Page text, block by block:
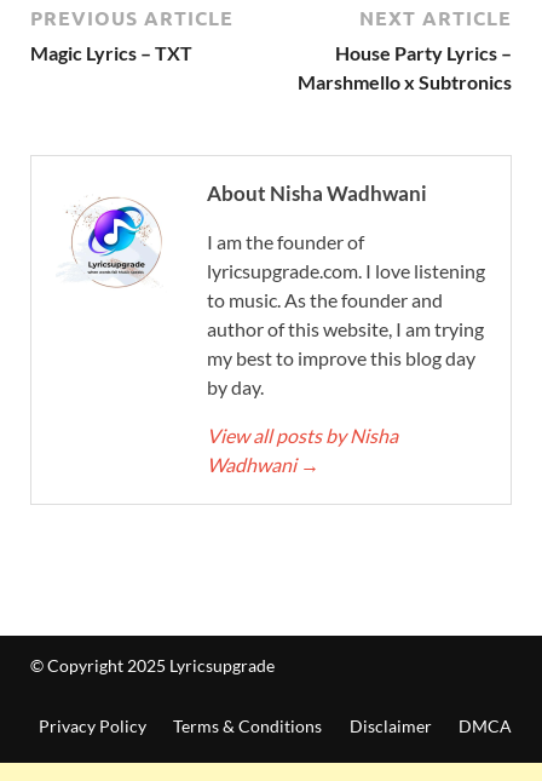
PREVIOUS ARTICLE
Magic Lyrics – TXT
NEXT ARTICLE
House Party Lyrics –
Marshmello x Subtronics
About Nisha Wadhwani
I am the founder of
lyricsupgrade.com. I love listening
to music. As the founder and
author of this website, I am trying
my best to improve this blog day
by day.
View all posts by Nisha
Wadhwani →
© Copyright 2025 Lyricsupgrade
Privacy Policy Terms & Conditions Disclaimer DMCA